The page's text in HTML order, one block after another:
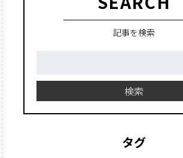
記事を検索
検索
タグ